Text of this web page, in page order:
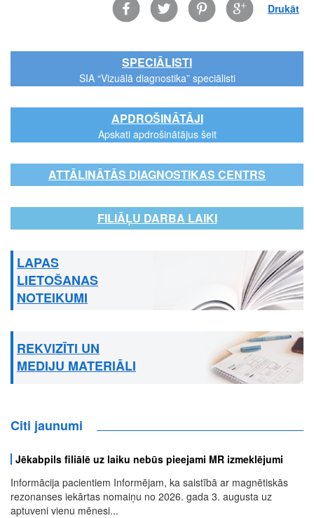
FacebookTwitter Pinterest Google Drukāt
SPECIĀLISTI
SIA “Vizuālā diagnostika” speciālisti
APDROŠINĀTĀJI
Apskati apdrošinātājus šeit
ATTĀLINĀTĀS DIAGNOSTIKAS CENTRS
FILIĀĻU DARBA LAIKI
LAPAS
LIETOŠANAS
NOTEIKUMI
REKVIZĪTI UN
MEDIJU MATERIĀLI
Citi jaunumi
Jēkabpils filiālē uz laiku nebūs pieejami MR izmeklējumi
Informācija pacientiem Informējam, ka saistībā ar magnētiskās
rezonanses iekārtas nomaiņu no 2026. gada 3. augusta uz
aptuveni vienu mēnesi...